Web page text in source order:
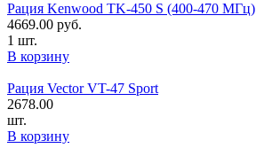
Рация Kenwood TK-450 S (400-470 МГц)
4669.00 руб.
1 шт.
В корзину
Рация Vector VT-47 Sport
2678.00
шт.
В корзину